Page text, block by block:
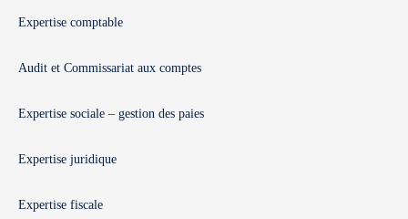
Expertise comptable
Audit et Commissariat aux comptes
Expertise sociale – gestion des paies
Expertise juridique
Expertise fiscale